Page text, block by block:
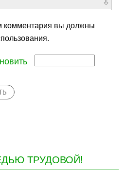
вы должны
ТРУДОВОЙ!